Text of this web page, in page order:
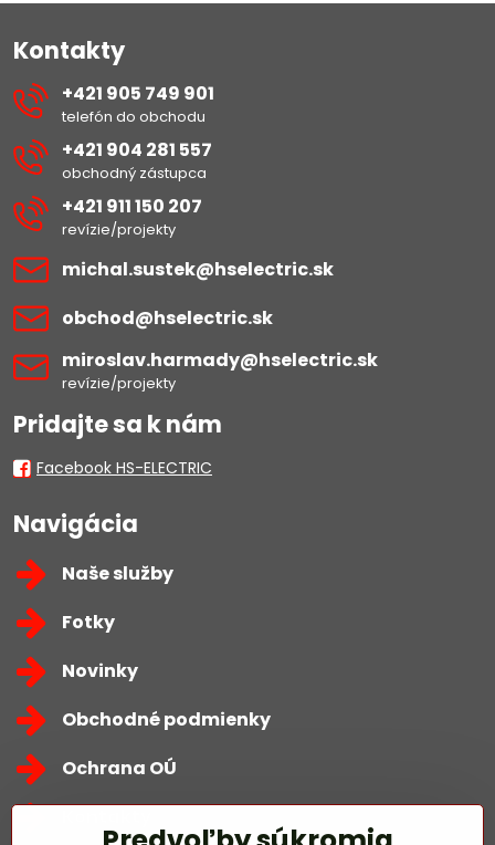
Kontakty
+421 905 749 901
telefón do obchodu
+421 904 281 557
obchodný zástupca
+421 911 150 207
revízie/projekty
michal​.sustek​@hselectric​.sk
obchod​@hselectric​.sk
miroslav​.harmady​@hselectric​.sk
revízie/projekty
Pridajte sa k nám
Facebook HS-ELECTRIC
Navigácia
Naše služby
Fotky
Novinky
Obchodné podmienky
Ochrana OÚ